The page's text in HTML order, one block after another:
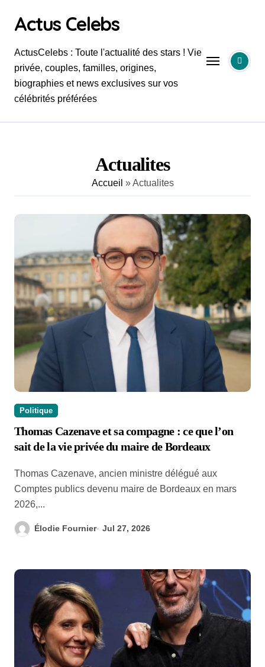
contentActus Celebs
ActusCelebs : Toute l'actualité des stars ! Vie
privée, couples, familles, origines,
biographies et news exclusives sur vos
célébrités préférées
Actualites
Accueil »Actualites
Politique
Thomas Cazenave et sa compagne : ce que l’on
sait de la vie privée du maire de Bordeaux
Thomas Cazenave, ancien ministre délégué aux
Comptes publics devenu maire de Bordeaux en mars
2026,...
Élodie Fournier Jul 27, 2026